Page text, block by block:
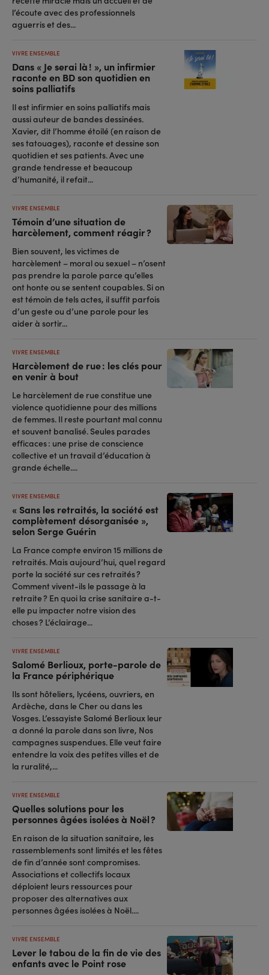
l’écoute avec des professionnels
aguerris et des...
Dans « Je serai là ! », un infirmier
raconte en BD son quotidien en
soins palliatifs
VIVRE ENSEMBLE
Il est infirmier en soins palliatifs mais
aussi auteur de bandes dessinées.
Xavier, dit l’homme étoilé (en raison de
ses tatouages), raconte et dessine son
quotidien et ses patients. Avec une
grande tendresse et beaucoup
d’humanité, il refait...
Témoin d’une situation de
harcèlement, comment réagir ?
VIVRE ENSEMBLE
Bien souvent, les victimes de
harcèlement – moral ou sexuel – n’osent
pas prendre la parole parce qu’elles
ont honte ou se sentent coupables. Si on
est témoin de tels actes, il suffit parfois
d’un geste ou d’une parole pour les
aider à sortir...
Harcèlement de rue : les clés pour
en venir à bout
VIVRE ENSEMBLE
Le harcèlement de rue constitue une
violence quotidienne pour des millions
de femmes. Il reste pourtant mal connu
et souvent banalisé. Seules parades
efficaces : une prise de conscience
collective et un travail d’éducation à
grande échelle....
« Sans les retraités, la société est
complètement désorganisée »,
selon Serge Guérin
VIVRE ENSEMBLE
La France compte environ 15 millions de
retraités. Mais aujourd’hui, quel regard
porte la société sur ces retraités ?
Comment vivent-ils le passage à la
retraite ? En quoi la crise sanitaire a-t-
elle pu impacter notre vision des
choses ? L’éclairage...
Salomé Berlioux, porte-parole de
la France périphérique
VIVRE ENSEMBLE
Ils sont hôteliers, lycéens, ouvriers, en
Ardèche, dans le Cher ou dans les
Vosges. L’essayiste Salomé Berlioux leur
a donné la parole dans son livre, Nos
campagnes suspendues. Elle veut faire
entendre la voix des petites villes et de
la ruralité,...
Quelles solutions pour les
personnes âgées isolées à Noël ?
VIVRE ENSEMBLE
En raison de la situation sanitaire, les
rassemblements sont limités et les fêtes
de fin d’année sont compromises.
Associations et collectifs locaux
déploient leurs ressources pour
proposer des alternatives aux
personnes âgées isolées à Noël....
Lever le tabou de la fin de vie des
enfants avec le Point rose
VIVRE ENSEMBLE